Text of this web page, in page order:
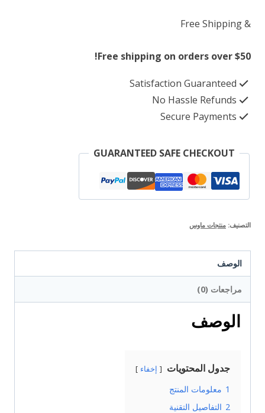
& Free Shipping
Free shipping on orders over $50!
GUARANTEED SAFE CHECKOUT
التصنيف: منتجات ماوس
الوصف
مراجعات (0)
الوصف
جدول المحتويات إخفاء
1 معلومات المنتج
2 التفاصيل التقنية